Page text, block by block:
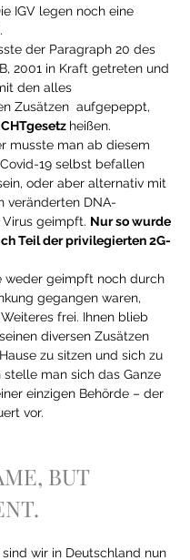
IGV legen noch eine
der Paragraph 20 des
2001 in Kraft getreten und
den alles
Zusätzen  aufgepeppt,
heißen.
musste man ab diesem
19 selbst befallen
oder aber alternativ mit
veränderten DNA-
geimpft. Nur so wurde
Teil der privilegierten 2G-
weder geimpft noch durch
gegangen waren,
frei. Ihnen blieb
diversen Zusätzen
zu sitzen und sich zu
stelle man sich das Ganze
einzigen Behörde – der
vor.
BUT
wir in Deutschland nun